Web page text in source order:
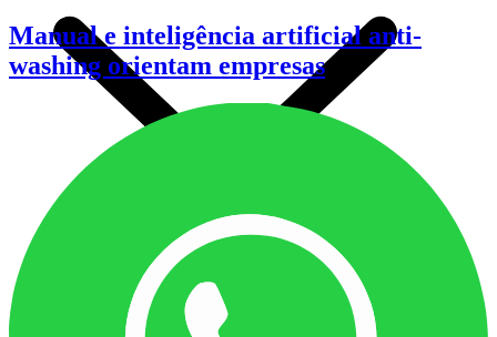
DENÚNCIA
Manual e inteligência artificial anti-
washing orientam empresas